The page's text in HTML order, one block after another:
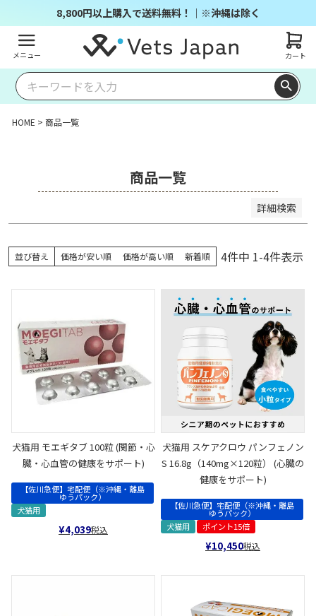
8,800円以上購入で送料無料！｜※沖縄は除く
メニュー カート
HOME 商品一覧
商品一覧
詳細検索
商品番号/JANコード
並び順
新着
順
登録
順
が安
が高
度順
ュー
キー
ワー
ドヒ
並び替え 価格が安い順 価格が高い順 新着順 4件中 1-4件表示
犬猫用 モエギタブ 100粒 (関節・心
臓・心血管の健康をサポート)
【佐川急便】宅配便（※沖縄・離島
ゆうパック）
犬猫用
¥4,039税込
犬猫用 スケアクロウ パンフェノン
S 16.8g（140mg×120粒） (心臓の
健康をサポート)
【佐川急便】宅配便（※沖縄・離島
ゆうパック）
犬猫用
ポイント15倍
¥10,450税込